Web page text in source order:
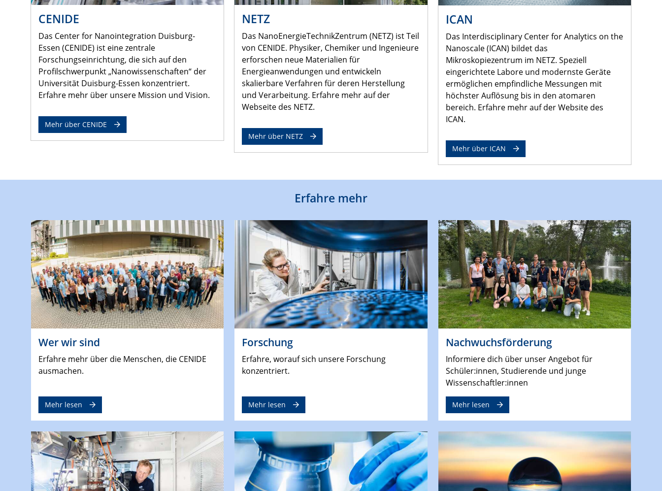
CENIDE
Das Center for Nanointegration Duisburg-
Essen (CENIDE) ist eine zentrale
Forschungseinrichtung, die sich auf den
Profilschwerpunkt „Nanowissenschaften“ der
Universität Duisburg-Essen konzentriert.
Erfahre mehr über unsere Mission und Vision.
Mehr über CENIDE
NETZ
Das NanoEnergieTechnikZentrum (NETZ) ist Teil
von CENIDE. Physiker, Chemiker und Ingenieure
erforschen neue Materialien für
Energieanwendungen und entwickeln
skalierbare Verfahren für deren Herstellung
und Verarbeitung. Erfahre mehr auf der
Webseite des NETZ.
Mehr über NETZ
ICAN
Das Interdisciplinary Center for Analytics on the
Nanoscale (ICAN) bildet das
Mikroskopiezentrum im NETZ. Speziell
eingerichtete Labore und modernste Geräte
ermöglichen empfindliche Messungen mit
höchster Auflösung bis in den atomaren
bereich. Erfahre mehr auf der Website des
ICAN.
Mehr über ICAN
Erfahre mehr
Wer wir sind
Erfahre mehr über die Menschen, die CENIDE
ausmachen.
Mehr lesen
Forschung
Erfahre, worauf sich unsere Forschung
konzentriert.
Mehr lesen
Nachwuchsförderung
Informiere dich über unser Angebot für
Schüler:innen, Studierende und junge
Wissenschaftler:innen
Mehr lesen